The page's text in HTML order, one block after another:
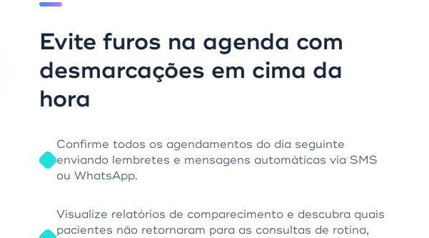
Evite furos na agenda com
desmarcações em cima da
hora
Confirme todos os agendamentos do dia seguinte
enviando lembretes e mensagens automáticas via SMS
ou WhatsApp.
Visualize relatórios de comparecimento e descubra quais
pacientes não retornaram para as consultas de rotina,